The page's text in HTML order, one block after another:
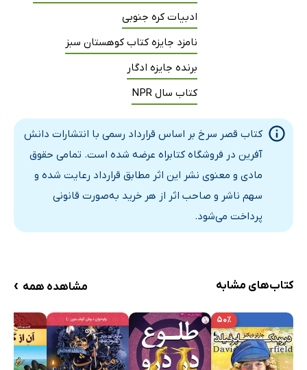
ادبیات کره جنوبی
نامزد جایزه کتاب کوهستان سبز
برنده جایزه ادگار
کتاب سال NPR
کتاب قصر سرخ بر اساس قرارداد رسمی با انتشارات دانش
آفرین در فروشگاه کتابراه عرضه شده است. تمامی حقوق
مادی و معنوی نشر این اثر مطابق قرارداد رعایت شده و
سهم ناشر و صاحب اثر از هر خرید به‌صورت قانونی
پرداخت می‌شود.
کتاب‌های مشابه مشاهده همه ›
۵۰٪